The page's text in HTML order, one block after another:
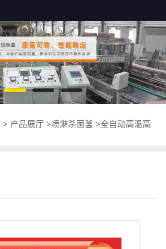
> 产品展厅 >喷淋杀菌釜 >全自动高温高